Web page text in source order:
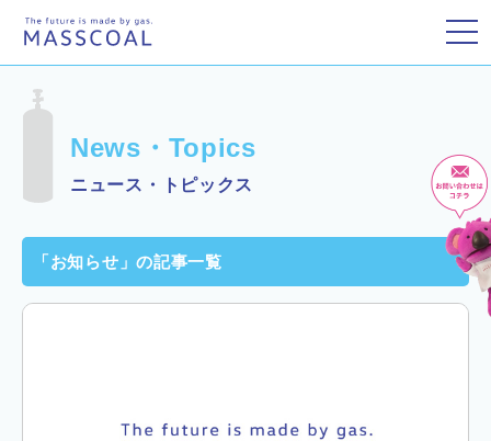
News・Topics
ニュース・トピックス
「お知らせ」の記事一覧